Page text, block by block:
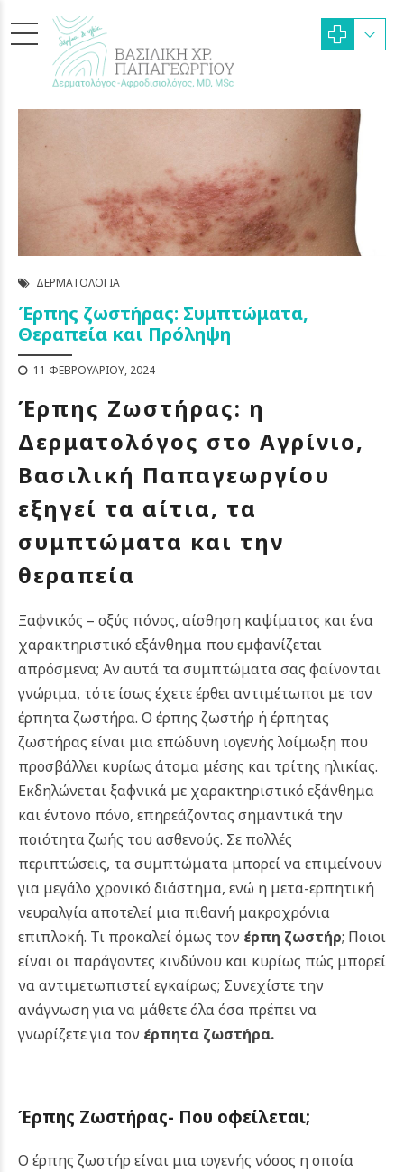
ΔΕΡΜΑΤΟΛΟΓΊΑ
Έρπης ζωστήρας: Συμπτώματα,
Θεραπεία και Πρόληψη
11 ΦΕΒΡΟΥΑΡΊΟΥ, 2024
Έρπης Ζωστήρας: η
Δερματολόγος στο Αγρίνιο,
Βασιλική Παπαγεωργίου
εξηγεί τα αίτια, τα
συμπτώματα και την
θεραπεία
Ξαφνικός – οξύς πόνος, αίσθηση καψίματος και ένα
χαρακτηριστικό εξάνθημα που εμφανίζεται
απρόσμενα; Αν αυτά τα συμπτώματα σας φαίνονται
γνώριμα, τότε ίσως έχετε έρθει αντιμέτωποι με τον
έρπητα ζωστήρα. Ο έρπης ζωστήρ ή έρπητας
ζωστήρας είναι μια επώδυνη ιογενής λοίμωξη που
προσβάλλει κυρίως άτομα μέσης και τρίτης ηλικίας.
Εκδηλώνεται ξαφνικά με χαρακτηριστικό εξάνθημα
και έντονο πόνο, επηρεάζοντας σημαντικά την
ποιότητα ζωής του ασθενούς. Σε πολλές
περιπτώσεις, τα συμπτώματα μπορεί να επιμείνουν
για μεγάλο χρονικό διάστημα, ενώ η μετα-ερπητική
νευραλγία αποτελεί μια πιθανή μακροχρόνια
επιπλοκή. Τι προκαλεί όμως τον έρπη ζωστήρ; Ποιοι
είναι οι παράγοντες κινδύνου και κυρίως πώς μπορεί
να αντιμετωπιστεί εγκαίρως; Συνεχίστε την
ανάγνωση για να μάθετε όλα όσα πρέπει να
γνωρίζετε για τον έρπητα ζωστήρα.
Έρπης Ζωστήρας- Που οφείλεται;
Ο έρπης ζωστήρ είναι μια ιογενής νόσος η οποία